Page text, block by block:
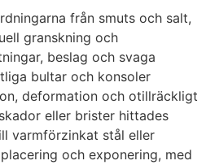
från smuts och salt,
granskning och
beslag och svaga
bultar och konsoler
deformation och otillräckligt
eller brister hittades
varmförzinkat stål eller
och exponering, med